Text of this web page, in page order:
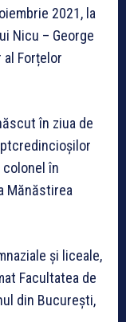
2021, la
Nicu – George
al Forțelor
în ziua de
colonel în
Mănăstirea
și liceale,
Facultatea de
din București,